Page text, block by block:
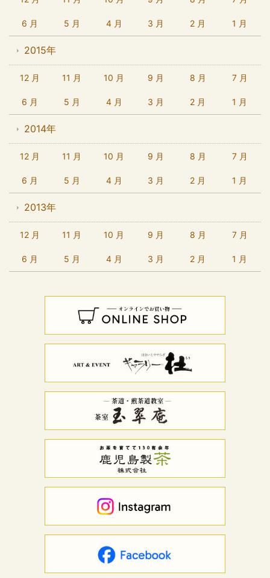
6 月 5 月 4 月 3 月 2 月 1 月
2015年
12 月 11 月 10 月 9 月 8 月 7 月
6 月 5 月 4 月 3 月 2 月 1 月
2014年
12 月 11 月 10 月 9 月 8 月 7 月
6 月 5 月 4 月 3 月 2 月 1 月
2013年
12 月 11 月 10 月 9 月 8 月 7 月
6 月 5 月 4 月 3 月 2 月 1 月